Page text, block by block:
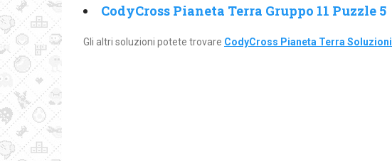
CodyCross Pianeta Terra Gruppo 11 Puzzle 5
Gli altri soluzioni potete trovare CodyCross Pianeta Terra Soluzioni